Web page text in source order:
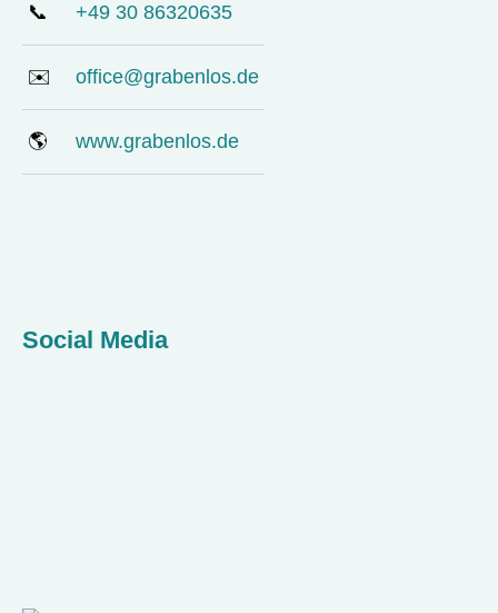
📞 +49 30 86320635
✉️ office@grabenlos.de
🌎 www.grabenlos.de
Social Media